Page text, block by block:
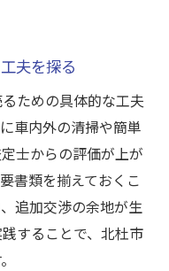
取の進め方
買取方法
るための実例紹介
買取交渉術とは
ぶ成功の秘訣
の具体的方法
い買取の流れ
夫を探る
ための具体的な工夫
車内外の清掃や簡単
士からの評価が上が
書類を揃えておくこ
追加交渉の余地が生
することで、北杜市